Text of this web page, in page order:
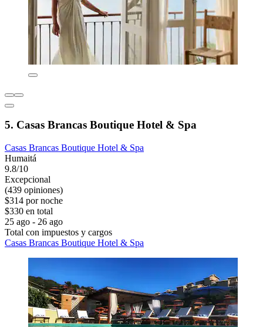
5. Casas Brancas Boutique Hotel & Spa
Casas Brancas Boutique Hotel & Spa
Humaitá
9.8/10
Excepcional
(439 opiniones)
$314 por noche
$330 en total
25 ago - 26 ago
Total con impuestos y cargos
Casas Brancas Boutique Hotel & Spa